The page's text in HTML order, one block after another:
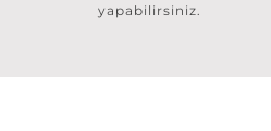
yapabilirsiniz.